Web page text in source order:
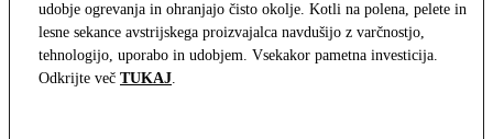
udobje ogrevanja in ohranjajo čisto okolje. Kotli na polena, pelete in
lesne sekance avstrijskega proizvajalca navdušijo z varčnostjo,
tehnologijo, uporabo in udobjem. Vsekakor pametna investicija.
Odkrijte več TUKAJ.